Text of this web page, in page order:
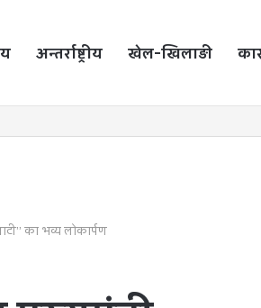
अन्तर्राष्ट्रीय खेल-खिलाड़ी
का भव्य लोकार्पण